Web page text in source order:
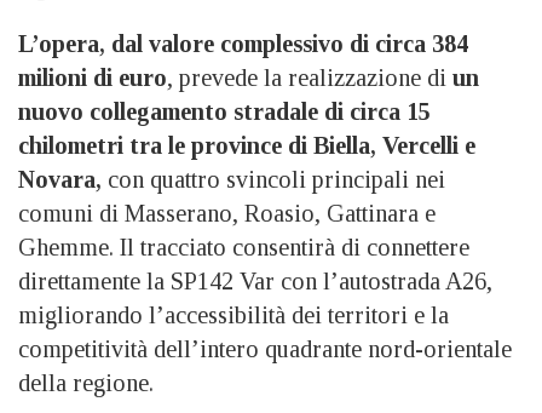
L’opera, dal valore complessivo di circa 384
milioni di euro, prevede la realizzazione di un
nuovo collegamento stradale di circa 15
chilometri tra le province di Biella, Vercelli e
Novara, con quattro svincoli principali nei
comuni di Masserano, Roasio, Gattinara e
Ghemme. Il tracciato consentirà di connettere
direttamente la SP142 Var con l’autostrada A26,
migliorando l’accessibilità dei territori e la
competitività dell’intero quadrante nord-orientale
della regione.